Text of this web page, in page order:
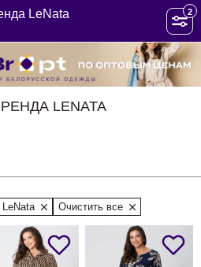
LeNata 2
LENATA
LeNata Очистить все